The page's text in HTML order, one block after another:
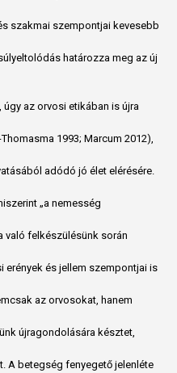
szakmai szempontjai kevesebb
határozza meg az új
az orvosi etikában is újra
1993; Marcum 2012),
adódó jó élet elérésére.
„a nemesség
való felkészülésünk során
erények és jellem szempontjai is
az orvosokat, hanem
újragondolására késztet,
A betegség fenyegető jelenléte